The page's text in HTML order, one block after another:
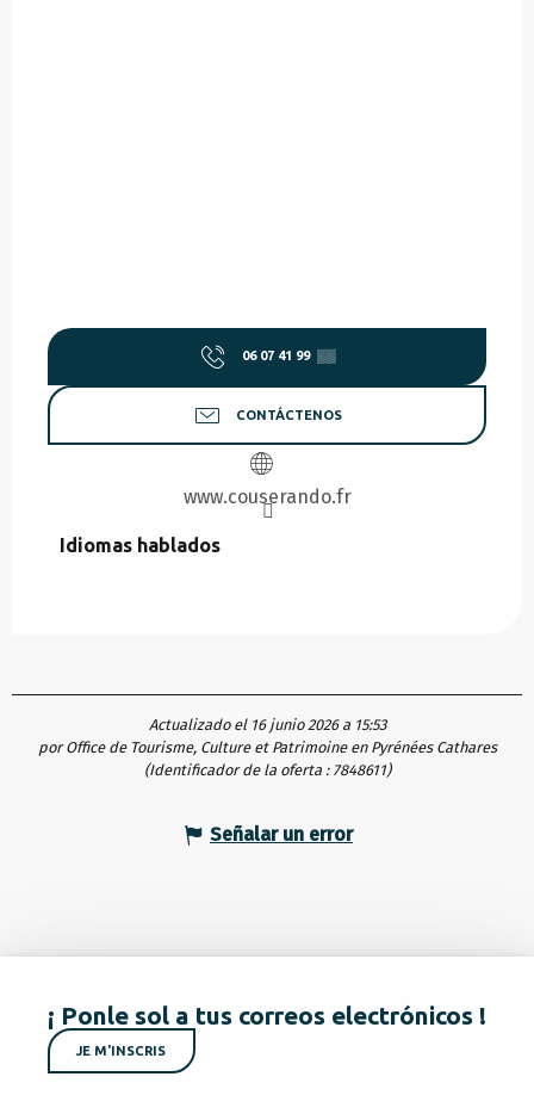
06 07 41 99 ▒▒
CONTÁCTENOS
www.couserando.fr
Idiomas hablados
Idiomas hablados
Actualizado el 16 junio 2026 a 15:53
por Office de Tourisme, Culture et Patrimoine en Pyrénées Cathares
(Identificador de la oferta : 7848611)
Señalar un error
¡ Ponle sol a tus correos electrónicos !
JE M'INSCRIS